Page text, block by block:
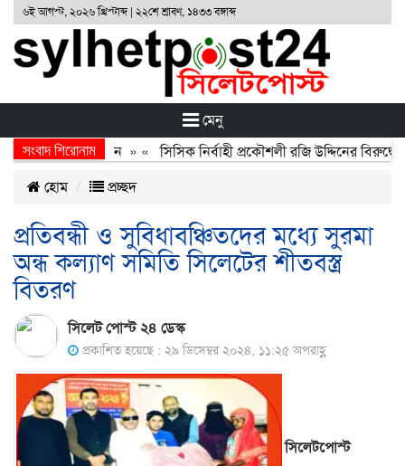
৬ই আগস্ট, ২০২৬ খ্রিস্টাব্দ | ২২শে শ্রাবণ, ১৪৩৩ বঙ্গাব্দ
মেনু
সংবাদ শিরোনাম
বর্জন ও বিসর্জন » « সিসিক নির্বাহী প্রকৌশলী রজি উদ্দিনের
হোম
প্রচ্ছদ
প্রতিবন্ধী ও সুবিধাবঞ্চিতদের মধ্যে সুরমা
অন্ধ কল্যাণ সমিতি সিলেটের শীতবস্ত্র
বিতরণ
সিলেট পোস্ট ২৪ ডেস্ক
প্রকাশিত হয়েছে : ২৯ ডিসেম্বর ২০২৪, ১১:২৫ অপরাহ্ণ
সিলেটপোস্ট